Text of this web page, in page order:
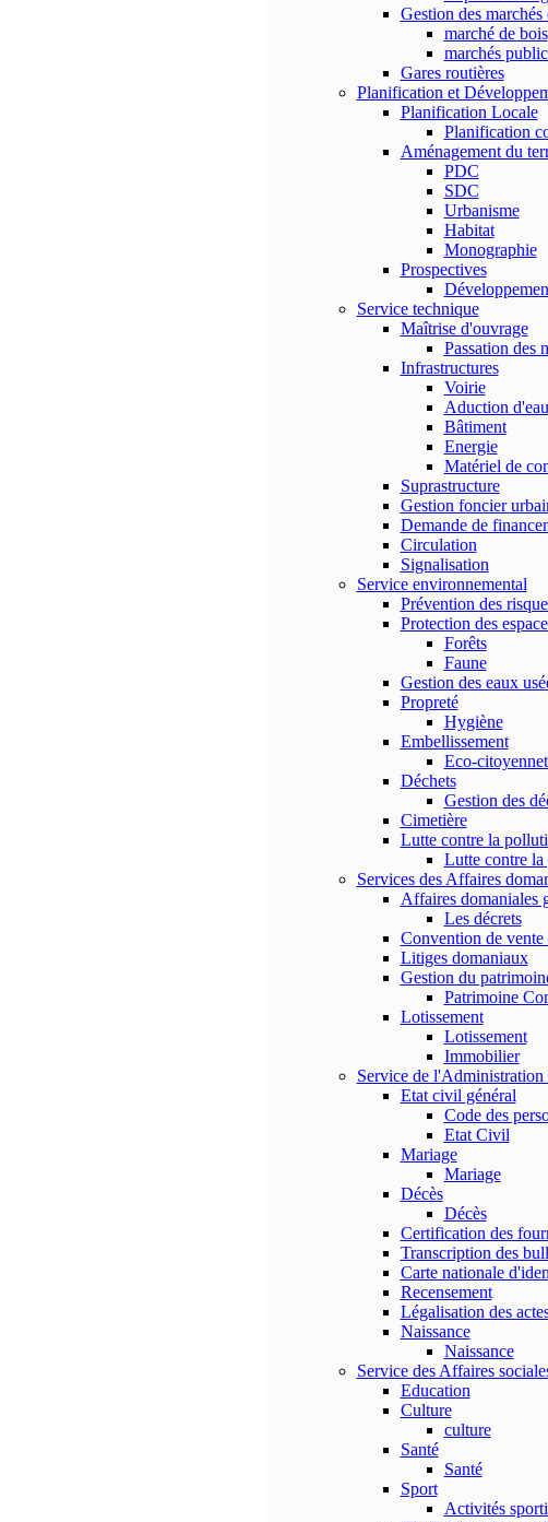
Gestion des
marché de bois
marchés
Gares routières
Planification et
Planification Locale
Planification
Aménagement du
PDC
SDC
Urbanisme
Habitat
Monographie
Prospectives
Service technique
Maîtrise d'ouvrage
Passation des
Infrastructures
Voirie
Aduction d'eau
Bâtiment
Energie
Matériel de
Suprastructure
Gestion foncier
Demande de
Circulation
Signalisation
Service environnemental
Prévention des
Protection des
Forêts
Faune
Gestion des eaux
Propreté
Hygiène
Embellissement
Eco-
Déchets
Gestion des
Cimetière
Lutte contre la
Lutte contre
Services des Affaires
Affaires domaniales
Les décrets
Convention de vente
Litiges domaniaux
Gestion du
Patrimoine
Lotissement
Lotissement
Immobilier
Service de l'Administration
Etat civil général
Code des
Etat Civil
Mariage
Mariage
Décès
Décès
Certification des
Transcription des
Carte nationale
Recensement
Légalisation des
Naissance
Naissance
Service des Affaires
Education
Culture
culture
Santé
Santé
Sport
Activités